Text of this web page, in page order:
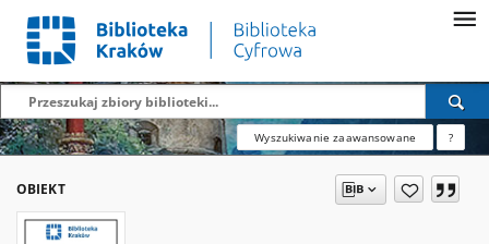
Wyszukiwanie zaawansowane ?
OBIEKT